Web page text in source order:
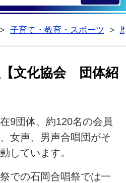
子育て・教育・スポーツ
文化協会 団体紹
9団体、約120名の会員
女声、男声合唱団がそ
しています。
での石岡合唱祭では一